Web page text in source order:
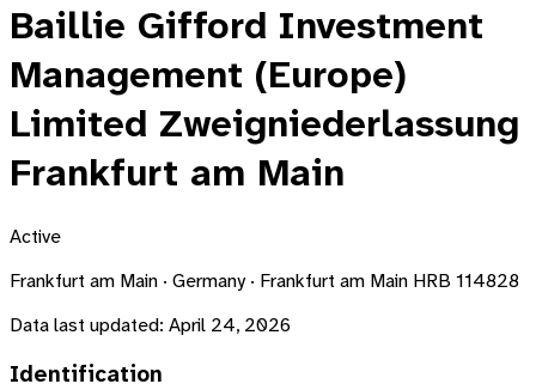
Baillie Gifford Investment
Management (Europe)
Limited Zweigniederlassung
Frankfurt am Main
Active
Frankfurt am Main · Germany · Frankfurt am Main HRB 114828
Data last updated: April 24, 2026
Identification